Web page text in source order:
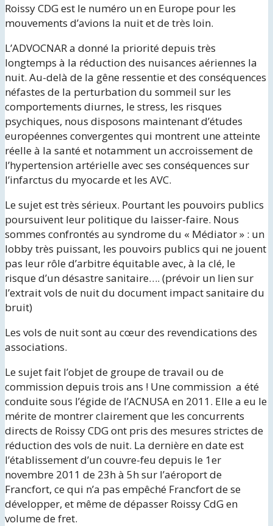
Roissy CDG est le numéro un en Europe pour les
mouvements d’avions la nuit et de très loin.
L’ADVOCNAR a donné la priorité depuis très
longtemps à la réduction des nuisances aériennes la
nuit. Au-delà de la gêne ressentie et des conséquences
néfastes de la perturbation du sommeil sur les
comportements diurnes, le stress, les risques
psychiques, nous disposons maintenant d’études
européennes convergentes qui montrent une atteinte
réelle à la santé et notamment un accroissement de
l’hypertension artérielle avec ses conséquences sur
l’infarctus du myocarde et les AVC.
Le sujet est très sérieux. Pourtant les pouvoirs publics
poursuivent leur politique du laisser-faire. Nous
sommes confrontés au syndrome du « Médiator » : un
lobby très puissant, les pouvoirs publics qui ne jouent
pas leur rôle d’arbitre équitable avec, à la clé, le
risque d’un désastre sanitaire…. (prévoir un lien sur
l’extrait vols de nuit du document impact sanitaire du
bruit)
Les vols de nuit sont au cœur des revendications des
associations.
Le sujet fait l’objet de groupe de travail ou de
commission depuis trois ans ! Une commission a été
conduite sous l’égide de l’ACNUSA en 2011. Elle a eu le
mérite de montrer clairement que les concurrents
directs de Roissy CDG ont pris des mesures strictes de
réduction des vols de nuit. La dernière en date est
l’établissement d’un couvre-feu depuis le 1er
novembre 2011 de 23h à 5h sur l’aéroport de
Francfort, ce qui n’a pas empêché Francfort de se
développer, et même de dépasser Roissy CdG en
volume de fret.